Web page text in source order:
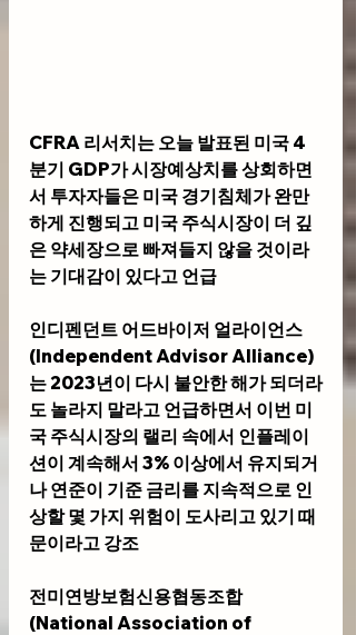
CFRA 리서치는 오늘 발표된 미국 4
분기 GDP가 시장예상치를 상회하면
서 투자자들은 미국 경기침체가 완만
하게 진행되고 미국 주식시장이 더 깊
은 약세장으로 빠져들지 않을 것이라
는 기대감이 있다고 언급
인디펜던트 어드바이저 얼라이언스
(Independent Advisor Alliance)
는 2023년이 다시 불안한 해가 되더라
도 놀라지 말라고 언급하면서 이번 미
국 주식시장의 랠리 속에서 인플레이
션이 계속해서 3% 이상에서 유지되거
나 연준이 기준 금리를 지속적으로 인
상할 몇 가지 위험이 도사리고 있기 때
문이라고 강조
전미연방보험신용협동조합
(National Association of